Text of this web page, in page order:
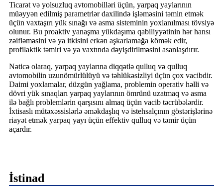
Ticarət və yolsuzluq avtomobilləri üçün, yarpaq yaylarının
müəyyən edilmiş parametrlər daxilində işləməsini təmin etmək
üçün vaxtaşırı yük sınağı və asma sisteminin yoxlanılması tövsiyə
olunur. Bu proaktiv yanaşma yükdaşıma qabiliyyətinin hər hansı
zəifləməsini və ya itkisini erkən aşkarlamağa kömək edir,
profilaktik təmiri və ya vaxtında dəyişdirilməsini asanlaşdırır.
Nəticə olaraq, yarpaq yaylarına diqqətlə qulluq və qulluq
avtomobilin uzunömürlülüyü və təhlükəsizliyi üçün çox vacibdir.
Daimi yoxlamalar, düzgün yağlama, problemin operativ həlli və
dövri yük sınaqları yarpaq yaylarının ömrünü uzatmaq və asma
ilə bağlı problemlərin qarşısını almaq üçün vacib təcrübələrdir.
İxtisaslı mütəxəssislərlə əməkdaşlıq və istehsalçının göstərişlərinə
riayət etmək yarpaq yayı üçün effektiv qulluq və təmir üçün
açardır.
İstinad